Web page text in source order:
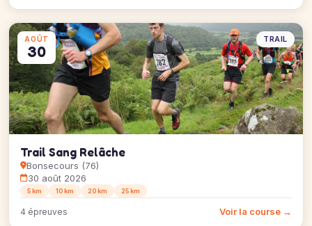
AOÛT
30
TRAIL
Trail Sang Relâche
Bonsecours (76)
30 août 2026
5 km 10 km 20 km 25 km
4 épreuves Voir la course →